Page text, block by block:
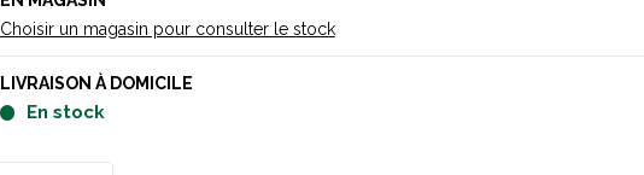
Choisir un magasin pour consulter le stock
LIVRAISON À DOMICILE
en stock